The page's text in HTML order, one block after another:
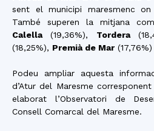
sent el municipi maresmenc
També superen la mitjana
Calella(19,36%), Tordera
(18,25%), Premià de Mar (17,76%)
Podeu ampliar aquesta
d’Atur del Maresme
elaborat l’Observatori de
Consell Comarcal del Maresme.